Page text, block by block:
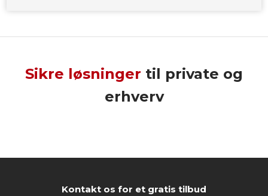
Sikre løsninger til private og
erhverv
Kontakt os for et gratis tilbud​